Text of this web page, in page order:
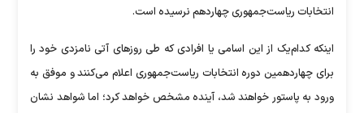
انتخابات ریاست‌جمهوری چهاردهم نرسیده است.
اینکه کدام‌یک از این اسامی یا افرادی که طی روز‌های آتی نامزدی خود را
برای چهاردهمین دوره انتخابات ریاست‌جمهوری اعلام می‌کنند و موفق به
ورود به پاستور خواهند شد، آینده مشخص خواهد کرد؛ اما شواهد نشان